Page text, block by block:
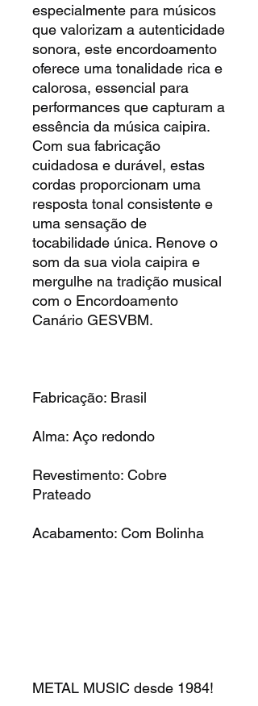
especialmente para músicos
que valorizam a autenticidade
sonora, este encordoamento
oferece uma tonalidade rica e
calorosa, essencial para
performances que capturam a
essência da música caipira.
Com sua fabricação
cuidadosa e durável, estas
cordas proporcionam uma
resposta tonal consistente e
uma sensação de
tocabilidade única. Renove o
som da sua viola caipira e
mergulhe na tradição musical
com o Encordoamento
Canário GESVBM.
Fabricação: Brasil
Alma: Aço redondo
Revestimento: Cobre
Prateado
Acabamento: Com Bolinha
METAL MUSIC desde 1984!